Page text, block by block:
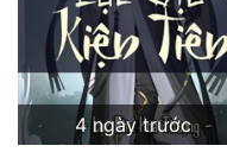
4 ngày trước